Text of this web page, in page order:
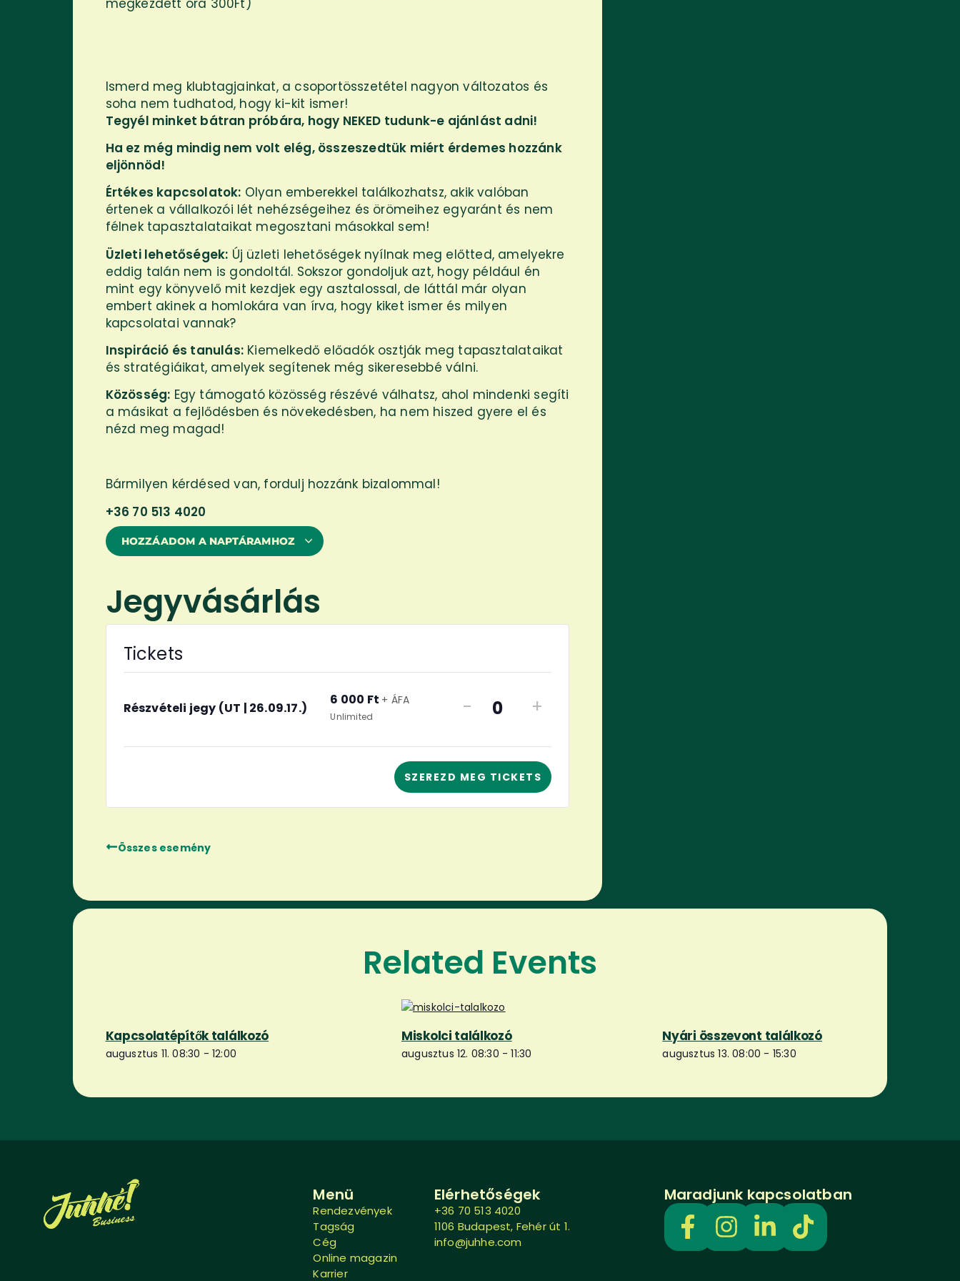
megkezdett óra 300Ft)
Ismerd meg klubtagjainkat, a csoportösszetétel nagyon változatos és
soha nem tudhatod, hogy ki-kit ismer!
Tegyél minket bátran próbára, hogy NEKED tudunk-e ajánlást adni!
Ha ez még mindig nem volt elég, összeszedtük miért érdemes hozzánk
eljönnöd!
Értékes kapcsolatok: Olyan emberekkel találkozhatsz, akik valóban
értenek a vállalkozói lét nehézségeihez és örömeihez egyaránt és nem
félnek tapasztalataikat megosztani másokkal sem!
Üzleti lehetőségek: Új üzleti lehetőségek nyílnak meg előtted, amelyekre
eddig talán nem is gondoltál. Sokszor gondoljuk azt, hogy például én
mint egy könyvelő mit kezdjek egy asztalossal, de láttál már olyan
embert akinek a homlokára van írva, hogy kiket ismer és milyen
kapcsolatai vannak?
Inspiráció és tanulás: Kiemelkedő előadók osztják meg tapasztalataikat
és stratégiáikat, amelyek segítenek még sikeresebbé válni.
Közösség: Egy támogató közösség részévé válhatsz, ahol mindenki segíti
a másikat a fejlődésben és növekedésben, ha nem hiszed gyere el és
nézd meg magad!
Bármilyen kérdésed van, fordulj hozzánk bizalommal!
+36 70 513 4020
HOZZÁADOM A NAPTÁRAMHOZ
Jegyvásárlás
Tickets
Részvételi jegy (UT | 26.09.17.)
6 000 Ft + ÁFA
Unlimited - Quantity
+
SZEREZD MEG TICKETS
Összes esemény
Related Events
Kapcsolatépítők találkozó
augusztus 11. 08:30 -12:00
Miskolci találkozó
augusztus 12. 08:30 -11:30
Nyári összevont találkozó
augusztus 13. 08:00 - 15:30
Menü
Rendezvények
Tagság
Cég
Online magazin
Karrier
Elérhetőségek
+36 70 513 4020
1106 Budapest, Fehér út 1.
info@juhhe.com
Maradjunk kapcsolatban